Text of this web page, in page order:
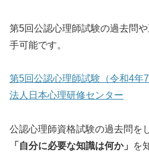
第5回公認心理師試験の過去問
手可能です。
第5回公認心理師試験（令和4年
法人日本心理研修センター
公認心理師資格試験の過去問を
「自分に必要な知識は何か」
を